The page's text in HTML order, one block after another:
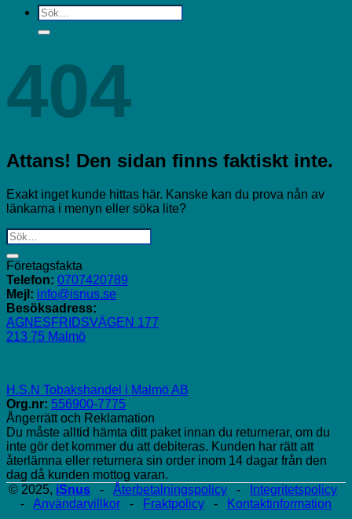
Sök
efter:
404
Attans! Den sidan finns faktiskt inte.
Exakt inget kunde hittas här. Kanske kan du prova nån av
länkarna i menyn eller söka lite?
Företagsfakta
Telefon: 0707420789
Mejl: info@isnus.se
Besöksadress:
AGNESFRIDSVÄGEN 177
213 75 Malmö
H.S.N Tobakshandel i Malmö AB
Org.nr: 556900-7775
Ångerrätt och Reklamation
Du måste alltid hämta ditt paket innan du returnerar, om du
inte gör det kommer du att debiteras. Kunden har rätt att
återlämna eller returnera sin order inom 14 dagar från den
dag då kunden mottog varan.
© 2025, iSnus - Återbetalningspolicy -
Integritetspolicy
- Användarvillkor - Fraktpolicy - Kontaktinformation